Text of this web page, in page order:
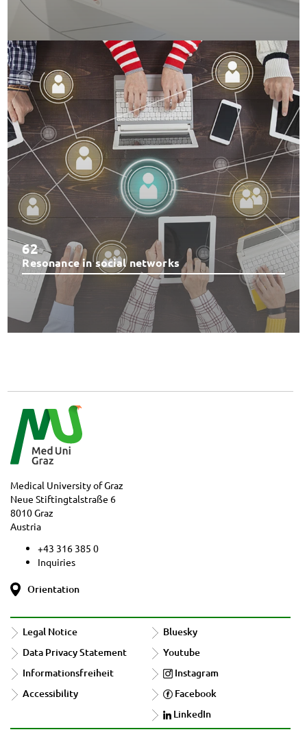
62
Resonance in social networks
Medical University of Graz
Neue Stiftingtalstraße 6
8010 Graz
Austria
+43 316 385 0
Inquiries
Orientation
Legal Notice
Data Privacy Statement
Informationsfreiheit
Accessibility
Bluesky
Youtube
Instagram
Facebook
LinkedIn